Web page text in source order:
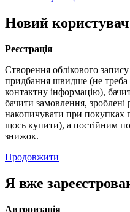
Новий користувач
Реєстрація
Створення облікового
придбання швидше (не треба
контактну інформацію),
бачити замовлення,
накопичувати при покупках
щось купити), а постійним
знижок.
Продовжити
Я вже
Авторизація